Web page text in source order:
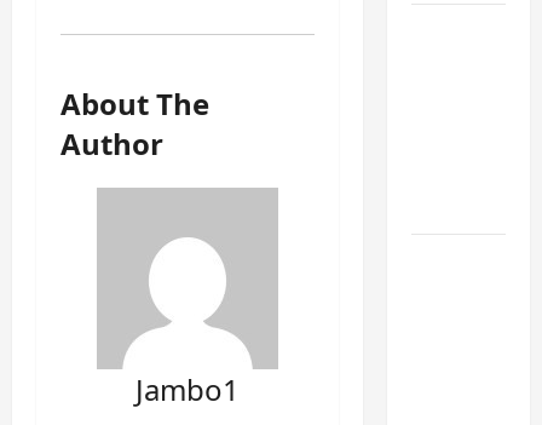
About The
Author
Jambo1